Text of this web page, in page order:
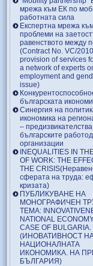
мрежа към ЕК по
работната сила
Експертна мрежа
проблеми на
равенството между
(Contract No. VC/
provision of services
a network of experts
employment and
issue)
българската
Синергия на
икономика на
–
българските
организации
INEQUALITIES IN
OF WORK: THE
THE
сферата на труда:
кризата)
ПУБЛИКУВАНЕ НА
МОНОГРАФИЧЕН
ТЕМА:
NATIONAL
CASE OF BULGARIA.
(ИНОВАТИВНОСТ
НАЦИОНАЛНАТА
ИКОНОМИКА. НА
БЪЛГАРИЯ)